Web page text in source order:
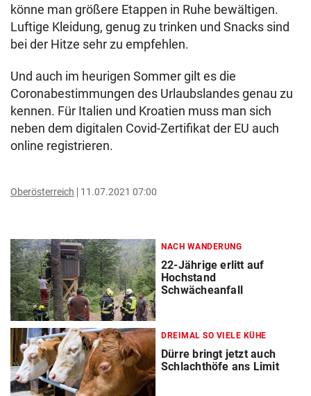
könne man größere Etappen in Ruhe bewältigen.
Luftige Kleidung, genug zu trinken und Snacks sind
bei der Hitze sehr zu empfehlen.
Und auch im heurigen Sommer gilt es die
Coronabestimmungen des Urlaubslandes genau zu
kennen. Für Italien und Kroatien muss man sich
neben dem digitalen Covid-Zertifikat der EU auch
online registrieren.
Oberösterreich 11.07.2021 07:00
NACH WANDERUNG
22-Jährige erlitt auf
Hochstand
Schwächeanfall
DREIMAL SO VIELE KÜHE
Dürre bringt jetzt auch
Schlachthöfe ans Limit